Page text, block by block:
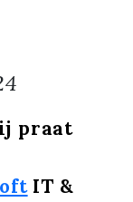
praat
IT &